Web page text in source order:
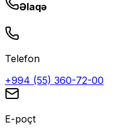
Əlaqə
Telefon
+994 (55) 360-72-00
E-poçt